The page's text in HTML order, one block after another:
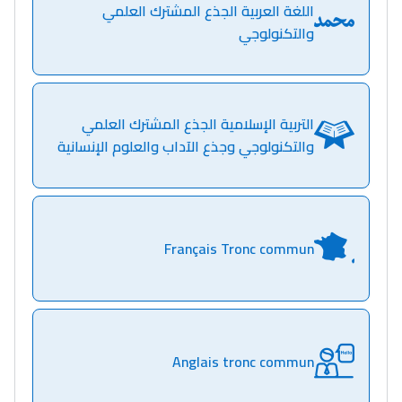
Lycée Maroc
اللغة العربية الجذع المشترك العلمي
والتكنولوجي
التربية الإسلامية الجذع المشترك العلمي
والتكنولوجي وجذع الآداب والعلوم الإنسانية
Français Tronc commun
Anglais tronc commun